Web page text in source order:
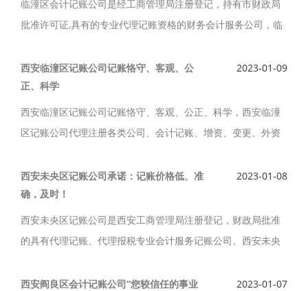
临潼区会计记账公司是经工商管理局注册登记，持有市财政局
批准许可证,具有的专业代理记账资格的财务会计服务公司，临
德，保守客户机密，提供优质、高效、热情、周到的记账服
务。
西安临潼区记账公司记账恪守、客观、公
正、科学
2023-01-09
西安临潼区记账公司记账恪守、客观、公正、科学，西安临潼
区记账公司代理注册各类公司、会计记账、增资、变更、外资
谨、务实的作风在业内居前列。
西安未央区记账公司承诺：记账价格低、准
确，及时！
2023-01-08
西安未央区记账公司是西安工商管理局注册登记，财政局批准
的具有代理记账、代理报税专业会计服务记账公司。西安未央
题，孜孜不倦地追求优质服务, 不断提高顾客的满意程度。
西安阎良区会计记账公司“您较信任的事业
2023-01-07